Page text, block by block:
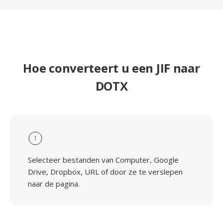
Hoe converteert u een JIF naar
DOTX
1
Selecteer bestanden van Computer, Google
Drive, Dropbox, URL of door ze te verslepen
naar de pagina.